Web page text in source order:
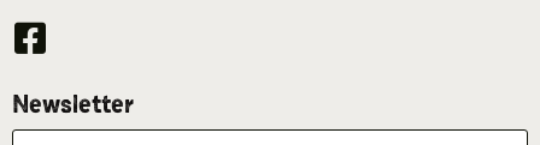
Newsletter